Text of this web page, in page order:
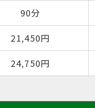
90分
21,450円
24,750円